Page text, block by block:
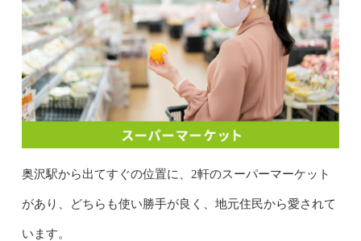
奥沢駅から出てすぐの位置に、2軒のスーパーマーケット
があり、どちらも使い勝手が良く、地元住民から愛されて
います。